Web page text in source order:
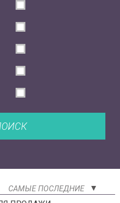
САМЫЕ ПОСЛЕДНИЕ